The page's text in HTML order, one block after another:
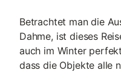
Betrachtet man die
Dahme, ist dieses
auch im Winter
dass die Objekte alle